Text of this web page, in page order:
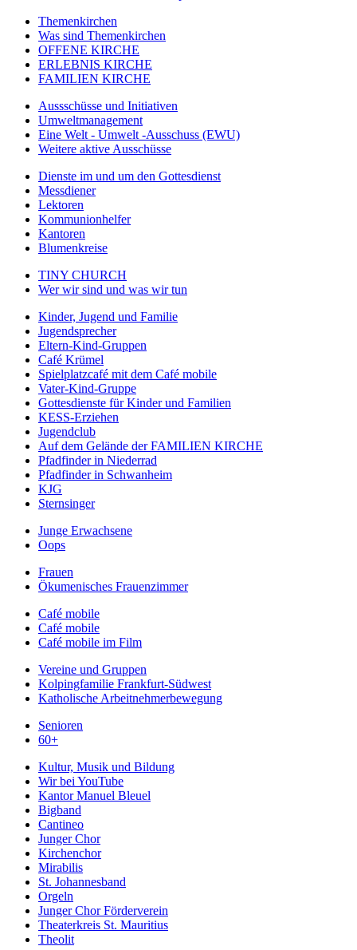
Themenkirchen
Was sind Themenkirchen
OFFENE KIRCHE
ERLEBNIS KIRCHE
FAMILIEN KIRCHE
Aussschüsse und Initiativen
Umweltmanagement
Eine Welt - Umwelt -Ausschuss (EWU)
Weitere aktive Ausschüsse
Dienste im und um den Gottesdienst
Messdiener
Lektoren
Kommunionhelfer
Kantoren
Blumenkreise
TINY CHURCH
Wer wir sind und was wir tun
Kinder, Jugend und Familie
Jugendsprecher
Eltern-Kind-Gruppen
Café Krümel
Spielplatzcafé mit dem Café mobile
Vater-Kind-Gruppe
Gottesdienste für Kinder und Familien
KESS-Erziehen
Jugendclub
Auf dem Gelände der FAMILIEN KIRCHE
Pfadfinder in Niederrad
Pfadfinder in Schwanheim
KJG
Sternsinger
Junge Erwachsene
Oops
Frauen
Ökumenisches Frauenzimmer
Café mobile
Café mobile
Café mobile im Film
Vereine und Gruppen
Kolpingfamilie Frankfurt-Südwest
Katholische Arbeitnehmerbewegung
Senioren
60+
Kultur, Musik und Bildung
Wir bei YouTube
Kantor Manuel Bleuel
Bigband
Cantineo
Junger Chor
Kirchenchor
Mirabilis
St. Johannesband
Orgeln
Junger Chor Förderverein
Theaterkreis St. Mauritius
Theolit